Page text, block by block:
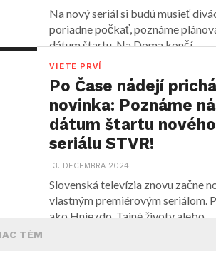
Na nový seriál si budú musieť
poriadne počkať, poznáme
dátum štartu. Na Doma končí...
VIETE PRVÍ
Po Čase nádejí
novinka: Poznáme
dátum štartu nového
seriálu STVR!
3. DECEMBRA 2024
Slovenská televízia znovu začne
vlastným premiérovým seriálom.
ako Hniezdo, Tajné životy alebo...
TÉM